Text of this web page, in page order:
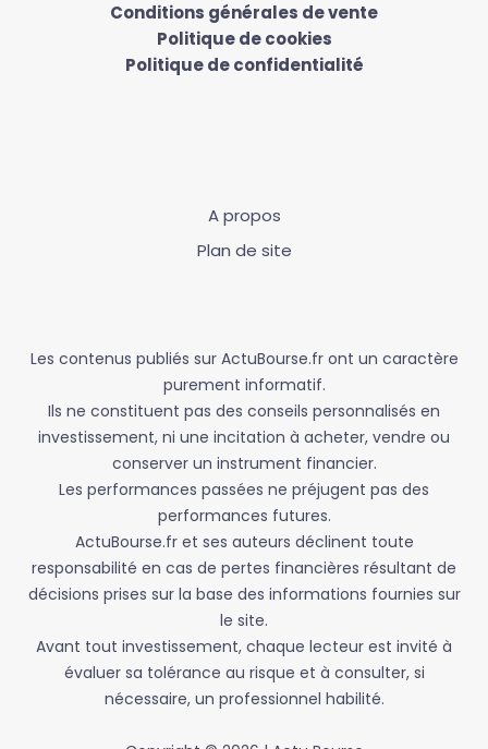
Conditions générales de vente
Politique de cookies
Politique de confidentialité
A propos
Plan de site
Les contenus publiés sur ActuBourse.fr ont un caractère
purement informatif.
Ils ne constituent pas des conseils personnalisés en
investissement, ni une incitation à acheter, vendre ou
conserver un instrument financier.
Les performances passées ne préjugent pas des
performances futures.
ActuBourse.fr et ses auteurs déclinent toute
responsabilité en cas de pertes financières résultant de
décisions prises sur la base des informations fournies sur
le site.
Avant tout investissement, chaque lecteur est invité à
évaluer sa tolérance au risque et à consulter, si
nécessaire, un professionnel habilité.